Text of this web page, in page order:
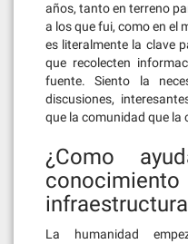
años, tanto en terreno
a los que fui, como en el
es literalmente la clave
que recolecten
fuente. Siento la
discusiones,
que la comunidad que la
¿Como
La humanidad